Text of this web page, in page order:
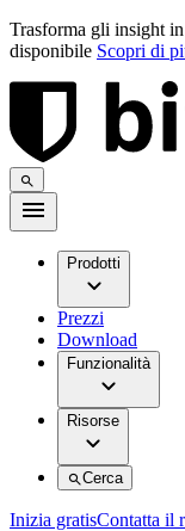
Trasforma gli insight
disponibile Scopri di
Prodotti
Prezzi
Download
Funzionalità
Risorse
Cerca
Inizia gratisContatta il